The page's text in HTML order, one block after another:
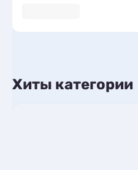
Хиты категории